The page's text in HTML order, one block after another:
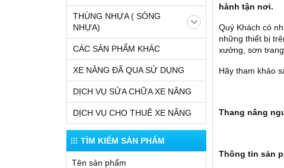
THÙNG NHỰA ( SÓNG
NHỰA)
CÁC SẢN PHẨM KHÁC
XE NÂNG ĐÃ QUA SỬ DỤNG
DỊCH VỤ SỬA CHỮA XE NÂNG
DỊCH VỤ CHO THUÊ XE NÂNG
TÌM KIẾM SẢN PHẨM
Tên sản phẩm
hành tận nơi.
Quý Khách có
những thiết bị
xưởng, sơn
Hãy tham khảo
Thang nâng
Thông tin sản